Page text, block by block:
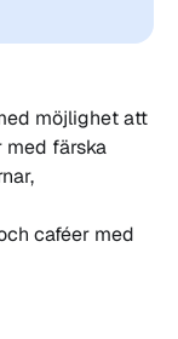
möjlighet att
färska
caféer med